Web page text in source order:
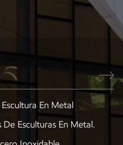
Escultura En Metal
De Esculturas En Metal.